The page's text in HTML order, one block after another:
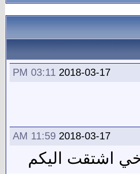
2018-03-17
03:11 PM
2018-03-17
11:59 AM
اشتقت اليكم